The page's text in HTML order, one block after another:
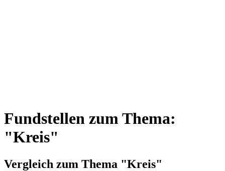
Fundstellen zum Thema:
"Kreis"
Vergleich zum Thema "Kreis"